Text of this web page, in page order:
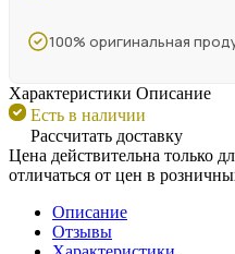
100% оригинальная
Характеристики Описание
Есть в наличии
Рассчитать доставку
Цена действительна только
отличаться от цен в
Описание
Отзывы